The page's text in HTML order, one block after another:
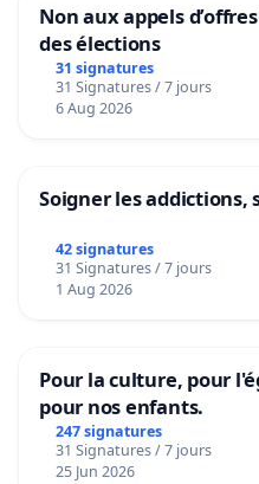
Non aux appels
des élections
31 signatures
31 Signatures / 7 jours
6 Aug 2026
Soigner les addictions,
42 signatures
31 Signatures / 7 jours
1 Aug 2026
Pour la culture, pour
pour nos enfants.
247 signatures
31 Signatures / 7 jours
25 Jun 2026